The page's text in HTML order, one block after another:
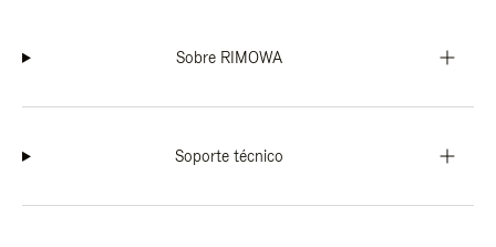
Sobre RIMOWA
Soporte técnico